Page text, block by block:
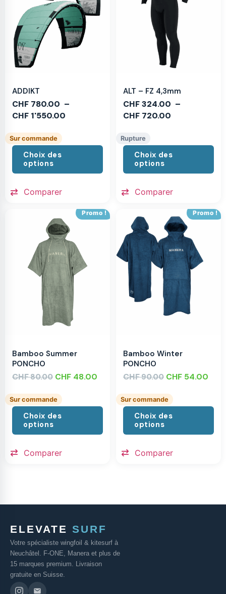
ADDIKT
CHF 780.00 –
CHF 1'550.00
Sur commande
Choix des
options
Comparer
ALT – FZ 4,3mm
CHF324.00 –
CHF 720.00
Rupture
Choix des
options
Comparer
Promo !
Bamboo Summer
PONCHO
CHF80.00 CHF 48.00
Sur commande
Choix des
options
Comparer
Promo !
Bamboo Winter
PONCHO
CHF90.00 CHF 54.00
Sur commande
Choix des
options
Comparer
ELEVATE SURF
Votre spécialiste wingfoil & kitesurf à
Neuchâtel. F-ONE, Manera et plus de
15 marques premium. Livraison
gratuite en Suisse.